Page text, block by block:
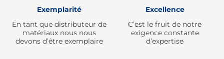
Exemplarité
En tant que distributeur de
matériaux nous nous
devons d’être exemplaire
Excellence
C’est le fruit de notre
exigence constante
d’expertise